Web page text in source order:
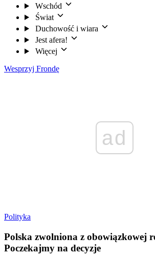
Wschód
Świat
Duchowość i wiara
Jest afera!
Więcej
Wesprzyj Frondę
ad
Polityka
Polska zwolniona z obowiązkowej
Poczekajmy na decyzje